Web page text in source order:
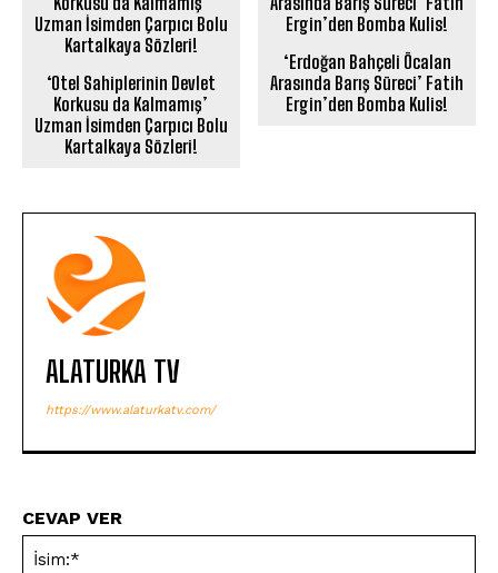
‘Otel Sahiplerinin Devlet
Korkusu da Kalmamış’
Uzman İsimden Çarpıcı Bolu
Kartalkaya Sözleri!
‘Erdoğan Bahçeli Öcalan
Arasında Barış Süreci’ Fatih
Ergin’den Bomba Kulis!
ALATURKA TV
https://www.alaturkatv.com/
CEVAP VER